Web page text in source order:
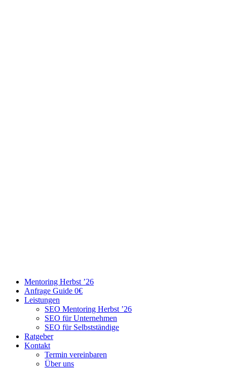
Mentoring Herbst ’26
Anfrage Guide 0€
Leistungen
SEO Mentoring Herbst ’26
SEO für Unternehmen
SEO für Selbstständige
Ratgeber
Kontakt
Termin vereinbaren
Über uns